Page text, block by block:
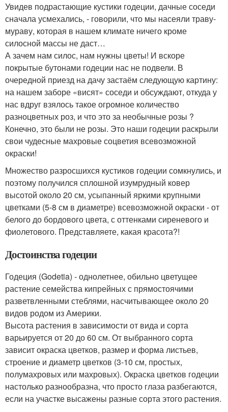
Увидев подрастающие кустики годеции, дачные соседи
сначала усмехались, - говорили, что мы насеяли траву-
мураву, которая в нашем климате ничего кроме
силосной массы не даст…
А зачем нам силос, нам нужны цветы! И вскоре
покрытые бутонами годеции нас не подвели. В
очередной приезд на дачу застаём следующую картину:
на нашем заборе «висят» соседи и обсуждают, откуда у
нас вдруг взялось такое огромное количество
разноцветных роз, и что это за необычные розы ?
Конечно, это были не розы. Это наши годеции раскрыли
свои чудесные махровые соцветия всевозможной
окраски!
Множество разросшихся кустиков годеции сомкнулись, и
поэтому получился сплошной изумрудный ковер
высотой около 20 см, усыпанный яркими крупными
цветками (5-8 см в диаметре) всевозможной окраски - от
белого до бордового цвета, с оттенками сиреневого и
фиолетового. Представляете, какая красота?!
Достоинства годеции
Годеция (Godetia) - однолетнее, обильно цветущее
растение семейства кипрейных с прямостоячими
разветвленными стеблями, насчитывающее около 20
видов родом из Америки.
Высота растения в зависимости от вида и сорта
варьируется от 20 до 60 см. От выбранного сорта
зависит окраска цветков, размер и форма листьев,
строение и диаметр цветков (3-10 см, простых,
полумахровых или махровых). Окраска цветков годеции
настолько разнообразна, что просто глаза разбегаются,
если на участке высажены разные сорта этого растения.